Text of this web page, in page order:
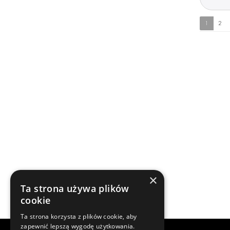
1 2
×
Ta strona używa plików
cookie
Ta strona korzysta z plików cookie, aby
zapewnić lepszą wygodę użytkowania.